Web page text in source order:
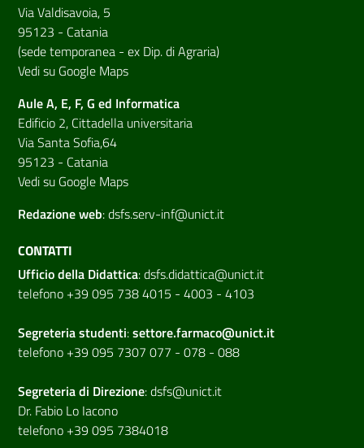
Via Valdisavoia, 5
95123 - Catania
(sede temporanea - ex Dip. di Agraria)
Vedi su Google Maps
Aule A, E, F, G ed Informatica
Edificio 2, Cittadella universitaria
Via Santa Sofia,64
95123 - Catania
Vedi su Google Maps
Redazione web:dsfs.serv-inf@unict.it
CONTATTI
Ufficio della Didattica:dsfs.didattica@unict.it
telefono +39 095 738 4015 - 4003 - 4103
Segreteria studenti:settore.farmaco@unict.it
telefono +39 095 7307 077 - 078 - 088
Segreteria di Direzione:dsfs@unict.it
Dr. Fabio Lo Iacono
telefono +39 095 7384018